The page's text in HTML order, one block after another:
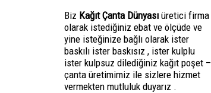
Biz Kağıt Çanta Dünyası üretici firma
olarak istediğiniz ebat ve ölçüde ve
yine isteğinize bağlı olarak ister
baskılı ister baskısız , ister kulplu
ister kulpsuz dilediğiniz kağıt poşet –
çanta üretimimiz ile sizlere hizmet
vermekten mutluluk duyarız .